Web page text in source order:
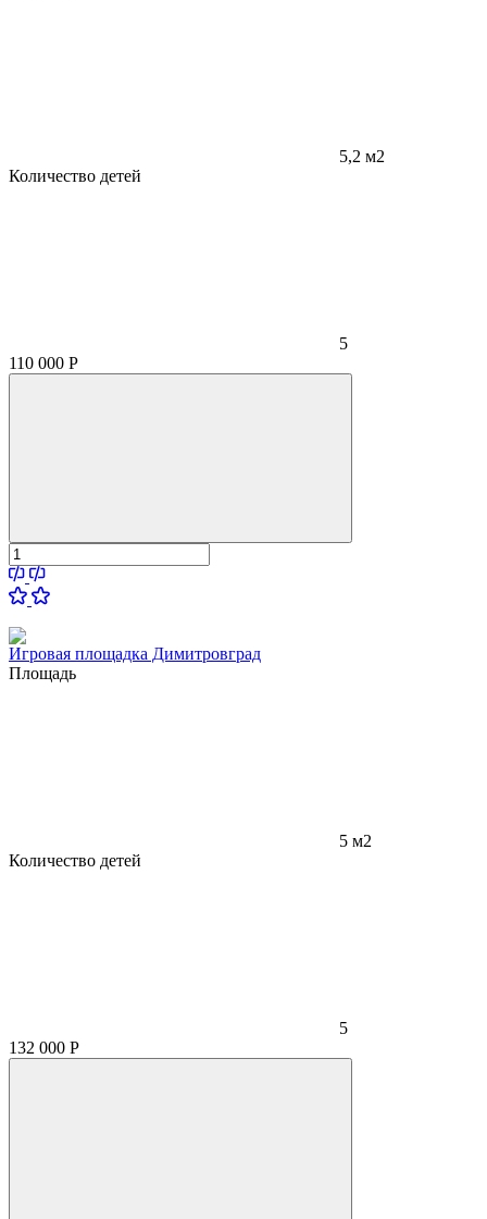
5,2 м2
Количество детей
5
110 000 Р
Игровая площадка Димитровград
Площадь
5 м2
Количество детей
5
132 000 Р